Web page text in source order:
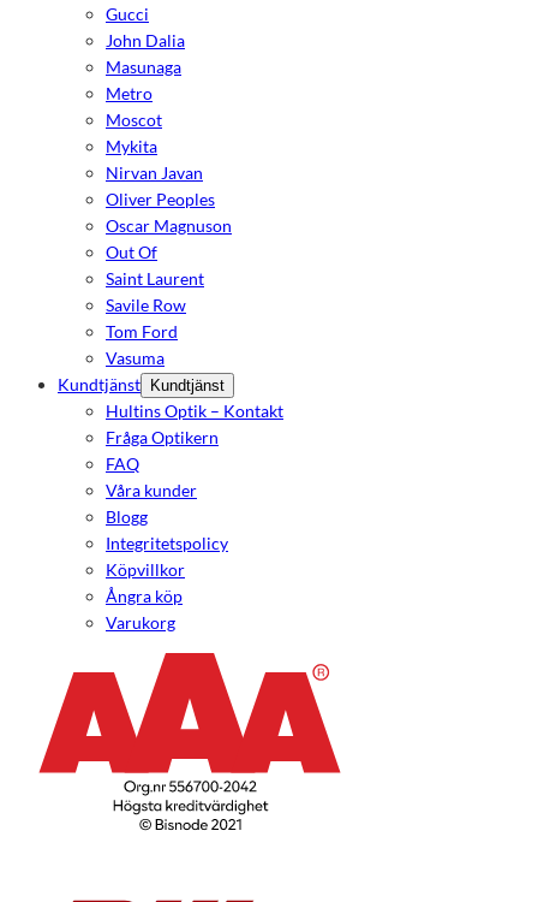
Gucci
John Dalia
Masunaga
Metro
Moscot
Mykita
Nirvan Javan
Oliver Peoples
Oscar Magnuson
Out Of
Saint Laurent
Savile Row
Tom Ford
Vasuma
Kundtjänst
Kundtjänst
Hultins Optik – Kontakt
Fråga Optikern
FAQ
Våra kunder
Blogg
Integritetspolicy
Köpvillkor
Ångra köp
Varukorg